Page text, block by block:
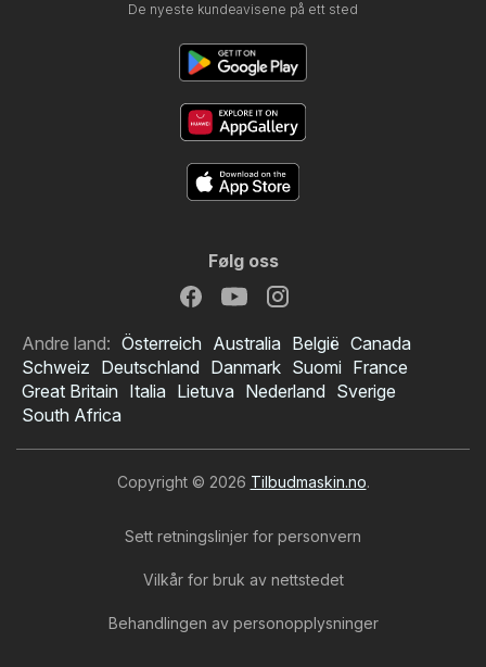
De nyeste kundeavisene på ett sted
Følg oss
Andre land: Österreich Australia België Canada
Schweiz Deutschland Danmark Suomi France
Great Britain Italia Lietuva Nederland Sverige
South Africa
Copyright © 2026 Tilbudmaskin.no.
Sett retningslinjer for personvern
Vilkår for bruk av nettstedet
Behandlingen av personopplysninger